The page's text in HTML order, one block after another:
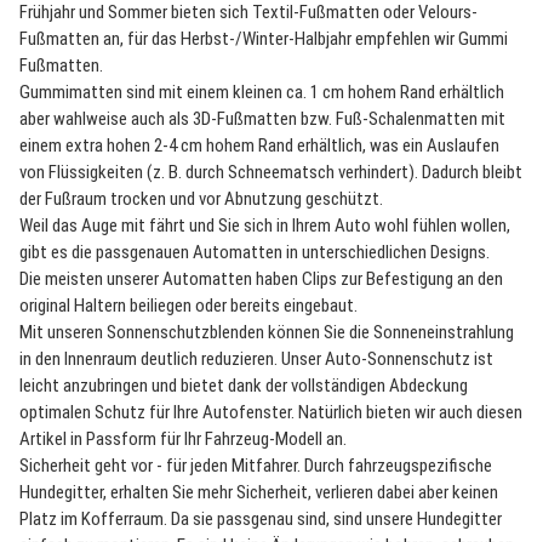
Frühjahr und Sommer bieten sich Textil-Fußmatten oder Velours-
Fußmatten an, für das Herbst-/Winter-Halbjahr empfehlen wir Gummi
Fußmatten.
Gummimatten sind mit einem kleinen ca. 1 cm hohem Rand erhältlich
aber wahlweise auch als 3D-Fußmatten bzw. Fuß-Schalenmatten mit
einem extra hohen 2-4 cm hohem Rand erhältlich, was ein Auslaufen
von Flüssigkeiten (z. B. durch Schneematsch verhindert). Dadurch bleibt
der Fußraum trocken und vor Abnutzung geschützt.
Weil das Auge mit fährt und Sie sich in Ihrem Auto wohl fühlen wollen,
gibt es die passgenauen Automatten in unterschiedlichen Designs.
Die meisten unserer Automatten haben Clips zur Befestigung an den
original Haltern beiliegen oder bereits eingebaut.
Mit unseren Sonnenschutzblenden können Sie die Sonneneinstrahlung
in den Innenraum deutlich reduzieren. Unser Auto-Sonnenschutz ist
leicht anzubringen und bietet dank der vollständigen Abdeckung
optimalen Schutz für Ihre Autofenster. Natürlich bieten wir auch diesen
Artikel in Passform für Ihr Fahrzeug-Modell an.
Sicherheit geht vor - für jeden Mitfahrer. Durch fahrzeugspezifische
Hundegitter, erhalten Sie mehr Sicherheit, verlieren dabei aber keinen
Platz im Kofferraum. Da sie passgenau sind, sind unsere Hundegitter